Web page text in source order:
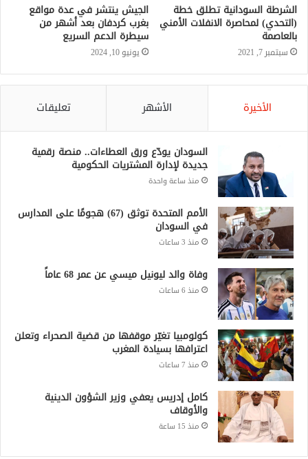
الشرطة السودانية تطلق خطة
(التحدي) لمحاصرة الانفلات الأمني
بالعاصمة
سبتمبر 7, 2021
الجيش ينتشر في عدة مواقع
بغرب كردفان بعد أشهر من
سيطرة الدعم السريع
يونيو 10, 2024
الأخيرة الأشهر تعليقات
السودان يودّع ورق العطاءات.. منصة رقمية
جديدة لإدارة المشتريات الحكومية
منذ ساعة واحدة
الأمم المتحدة توثق (67) هجومًا على المدارس
في السودان
منذ 3 ساعات
وفاة والد ليونيل ميسي عن عمر 68 عاماً
منذ 6 ساعات
كولومبيا تغيّر موقفها من قضية الصحراء وتعلن
اعترافها بسيادة المغرب
منذ 7 ساعات
كامل إدريس يعفي وزير الشؤون الدينية
والأوقاف
منذ 15 ساعة